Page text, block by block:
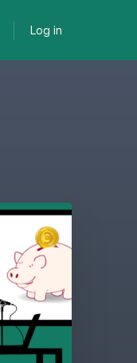
Log in